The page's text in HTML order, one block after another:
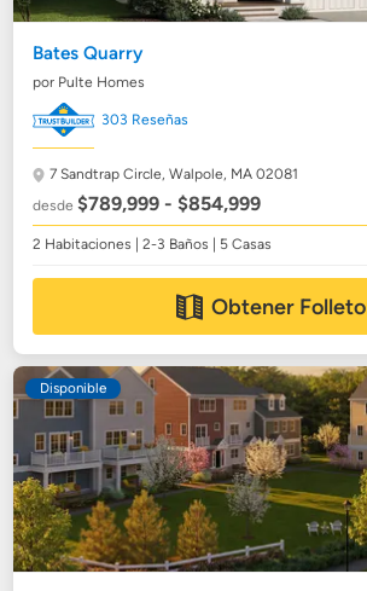
Bates Quarry
por Pulte Homes
303 Reseñas
7 Sandtrap Circle,Walpole, MA 02081
desde$789,999 - $854,999
2 Habitaciones | 2-3 Baños | 5 Casas
Obtener Folleto
Disponible